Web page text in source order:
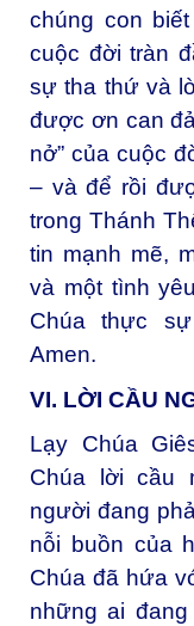
chúng con
cuộc đời tràn
sự tha thứ và
được ơn can
nở” của cuộc
– và để rồi
trong Thánh
tin mạnh mẽ,
và một tình
Chúa thực
Amen.
VI. LỜI CẦU
Lạy Chúa
Chúa lời cầu
người đang
nỗi buồn của
Chúa đã hứa
những ai